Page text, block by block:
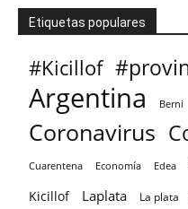
Etiquetas populares
#Kicillof
Argentina Berni
Coronavirus
Cuarentena Economía Edea
Kicillof Laplata La plata